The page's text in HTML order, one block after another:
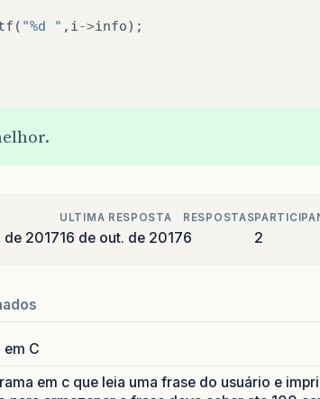
( "%d " , i ->info);
de 2017
ULTIMA RESPOSTA
16 de out. de 2017
RESPOSTAS
6 2
em C
em c que leia uma frase do usuário e